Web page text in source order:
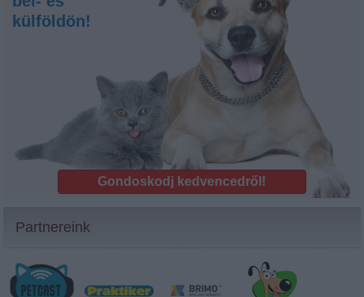
külföldön!
Gondoskodj kedvencedről!
Partnereink